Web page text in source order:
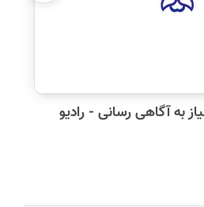
به آگاهی رسانی - رادیو